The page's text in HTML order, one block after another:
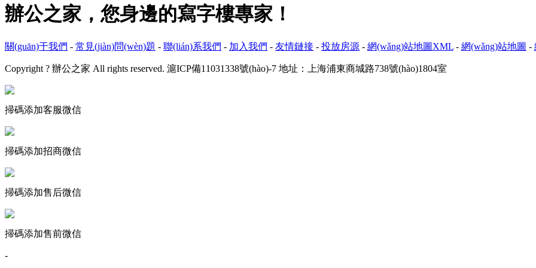
辦公之家，您身邊的寫字樓專家！
關(guān)于我們 - 常見(jiàn)問(wèn)題 - 聯(lián)系我們 - 加入我們 - 友情鏈接 - 投放房源 - 網(wǎng)站地圖XML - 網(wǎng)站地圖 -
Copyright ? 辦公之家 All rights reserved. 滬ICP備11031338號(hào)-7 地址：上海浦東商城路738號(hào)1804室
掃碼添加客服微信
掃碼添加招商微信
掃碼添加售后微信
掃碼添加售前微信
-